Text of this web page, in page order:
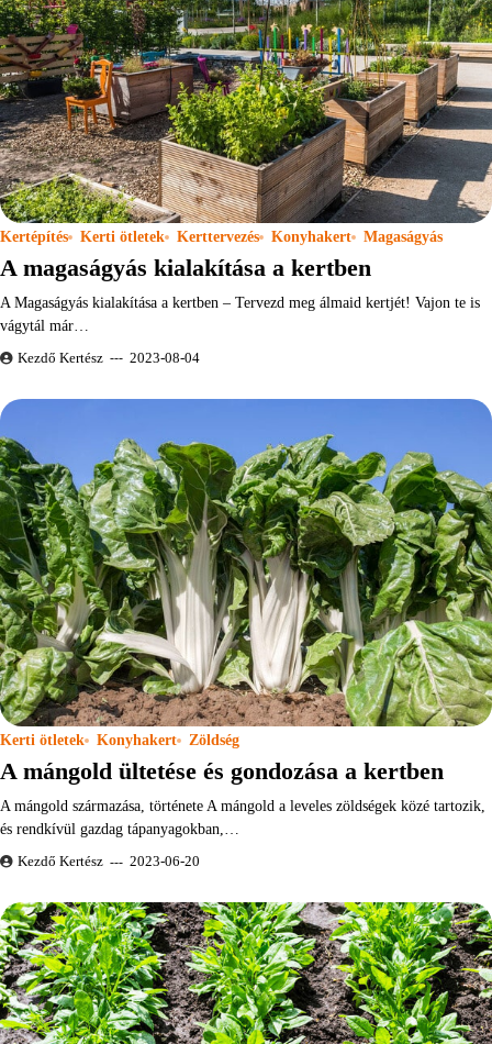
Kertépítés Kerti ötletek Kerttervezés Konyhakert Magaságyás
A magaságyás kialakítása a kertben
A Magaságyás kialakítása a kertben – Tervezd meg álmaid kertjét! Vajon te is
vágytál már…
Kezdő Kertész 2023-08-04
Kerti ötletek Konyhakert Zöldség
A mángold ültetése és gondozása a kertben
A mángold származása, története A mángold a leveles zöldségek közé tartozik,
és rendkívül gazdag tápanyagokban,…
Kezdő Kertész 2023-06-20